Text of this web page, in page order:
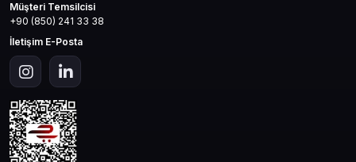
Müşteri Temsilcisi
+90 (850) 241 33 38
İletişim E-Posta